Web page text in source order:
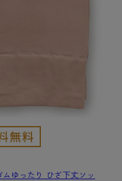
ムゆったり ひざ下丈ソッ